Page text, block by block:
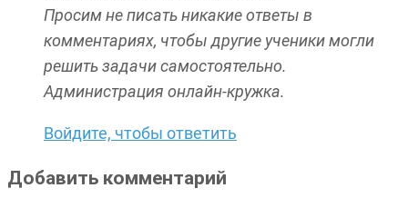
Просим не писать никакие ответы в
комментариях, чтобы другие ученики могли
решить задачи самостоятельно.
Администрация онлайн-кружка.
Войдите, чтобы ответить
Добавить комментарий